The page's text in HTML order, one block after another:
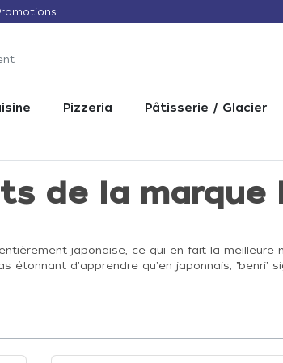
Pizzeria Pâtisserie / Glacier
de la marque
japonaise, ce qui en fait la
étonnant d'apprendre qu'en japonnais, "benri"